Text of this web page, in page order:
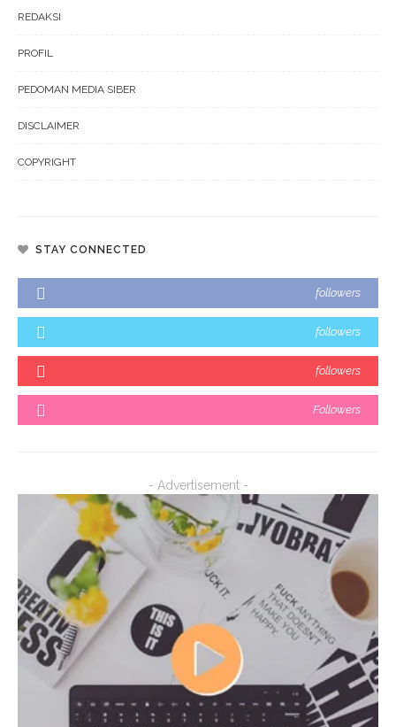
REDAKSI
PROFIL
PEDOMAN MEDIA SIBER
DISCLAIMER
COPYRIGHT
STAY CONNECTED
followers
followers
followers
Followers
- Advertisement -